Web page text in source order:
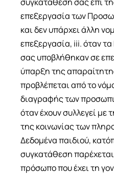
επεξεργασία των
και δεν υπάρχει άλλη
επεξεργασία, iii. όταν
σας υποβλήθηκαν σε
ύπαρξη της
προβλέπεται από το
διαγραφής των
όταν έχουν συλλεγεί
της κοινωνίας των
Δεδομένα παιδιού,
συγκατάθεση παρέχεται
πρόσωπο που έχει τη